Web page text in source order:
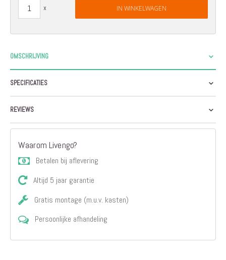
IN WINKELWAGEN
OMSCHRIJVING
SPECIFICATIES
REVIEWS
Waarom Livengo?
Betalen bij aflevering
Altijd 5 jaar garantie
Gratis montage (m.u.v. kasten)
Persoonlijke afhandeling